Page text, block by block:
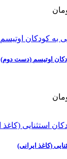
اوتیسم (دست دوم)
(کاغذ ایرانی)